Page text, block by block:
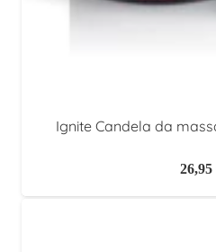
Ignite Candela da
26,95